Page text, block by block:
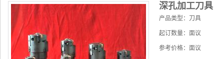
深孔加工刀具
产品类型：刀具
起订数量：面议
参考价格：面议